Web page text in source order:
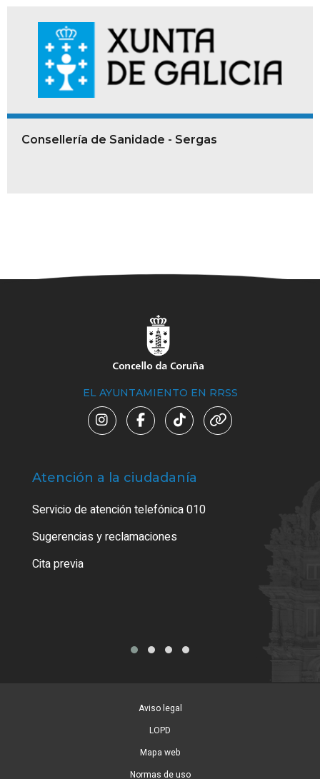
Consellería de Sanidade - Sergas
EL AYUNTAMIENTO EN RRSS
Atención a la ciudadanía
Servicio de atención telefónica 010
Sugerencias y reclamaciones
Cita previa
Aviso legal
LOPD
Mapa web
Normas de uso